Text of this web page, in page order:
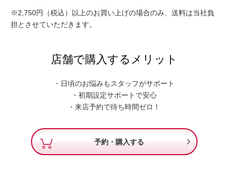
※2,750円（税込）以上のお買い上げの場合のみ、送料は当社負
担とさせていただきます。
店舗で購入するメリット
・日頃のお悩みもスタッフがサポート
・初期設定サポートで安心
・来店予約で待ち時間ゼロ！
予約・購入する 